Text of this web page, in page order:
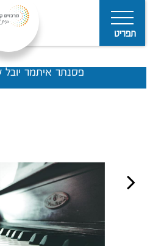
תפריט
פסנתר איתמר יובל